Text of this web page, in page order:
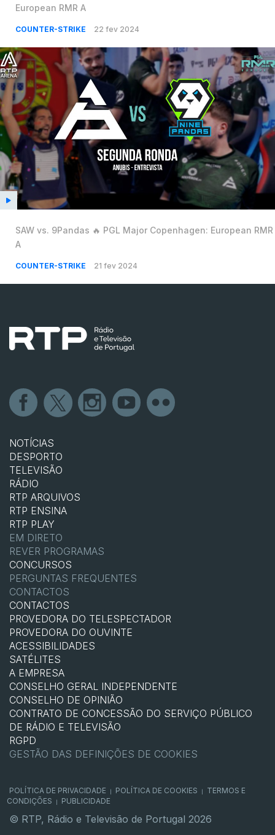
European RMR A
COUNTER-STRIKE 22 fev 2024
SAW vs. 9Pandas 🔥 PGL Major Copenhagen: European RMR
A
COUNTER-STRIKE 21 fev 2024
NOTÍCIAS
DESPORTO
TELEVISÃO
RÁDIO
RTP ARQUIVOS
RTP ENSINA
RTP PLAY
EM DIRETO
REVER PROGRAMAS
CONCURSOS
PERGUNTAS FREQUENTES
CONTACTOS
CONTACTOS
PROVEDORA DO TELESPECTADOR
PROVEDORA DO OUVINTE
ACESSIBILIDADES
SATÉLITES
A EMPRESA
CONSELHO GERAL INDEPENDENTE
CONSELHO DE OPINIÃO
CONTRATO DE CONCESSÃO DO SERVIÇO PÚBLICO
DE RÁDIO E TELEVISÃO
RGPD
GESTÃO DAS DEFINIÇÕES DE COOKIES
POLÍTICA DE PRIVACIDADE POLÍTICA DE COOKIES
TERMOS E
CONDIÇÕES
PUBLICIDADE
© RTP, Rádio e Televisão de Portugal 2026